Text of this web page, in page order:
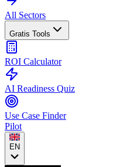
All Sectors
Gratis Tools
ROI Calculator
AI Readiness Quiz
Use Case Finder
Pilot
EN